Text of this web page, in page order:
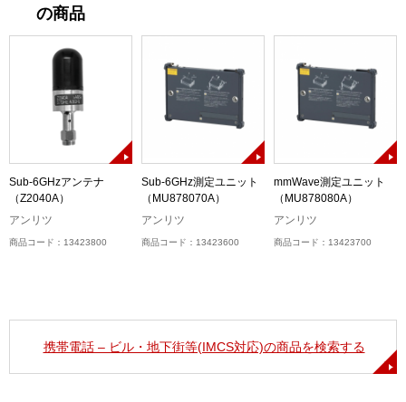
の商品
Sub-6GHzアンテナ
（Z2040A）
アンリツ
商品コード：13423800
Sub-6GHz測定ユニット
（MU878070A）
アンリツ
商品コード：13423600
mmWave測定ユニット
（MU878080A）
アンリツ
商品コード：13423700
携帯電話 – ビル・地下街等(IMCS対応)の商品を検索する